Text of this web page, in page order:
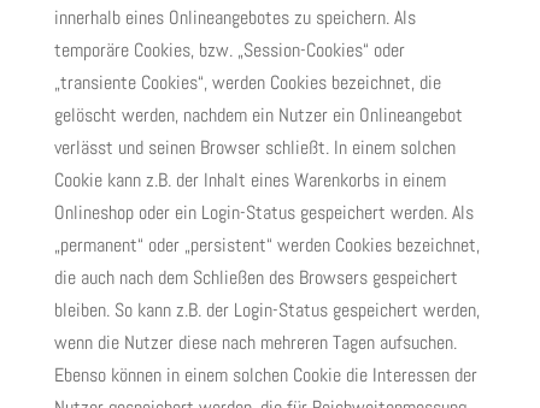
innerhalb eines Onlineangebotes zu speichern. Als
temporäre Cookies, bzw. „Session-Cookies“ oder
„transiente Cookies“, werden Cookies bezeichnet, die
gelöscht werden, nachdem ein Nutzer ein Onlineangebot
verlässt und seinen Browser schließt. In einem solchen
Cookie kann z.B. der Inhalt eines Warenkorbs in einem
Onlineshop oder ein Login-Status gespeichert werden. Als
„permanent“ oder „persistent“ werden Cookies bezeichnet,
die auch nach dem Schließen des Browsers gespeichert
bleiben. So kann z.B. der Login-Status gespeichert werden,
wenn die Nutzer diese nach mehreren Tagen aufsuchen.
Ebenso können in einem solchen Cookie die Interessen der